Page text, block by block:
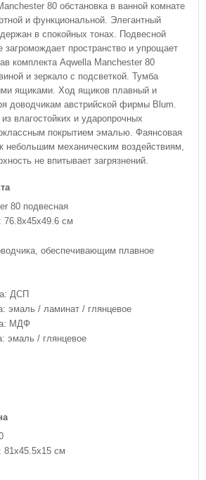
80 обстановка в ванной комнате
и функциональной. Элегантный
в спокойных тонах. Подвесной
загромождает пространство и упрощает
комплекта Aqwella Manchester 80
и зеркало с подсветкой. Тумба
ящиками. Ход ящиков плавный и
доводчикам австрийской фирмы Blum.
влагостойких и ударопрочных
покрытием эмалью. Фаянсовая
небольшим механическим воздействиям,
не впитывает загрязнений.
80 подвесная
76.8x45x49.6 см
обеспечивающим плавное
ДСП
эмаль / ламинат / глянцевое
МДФ
эмаль / глянцевое
81x45.5x15 см